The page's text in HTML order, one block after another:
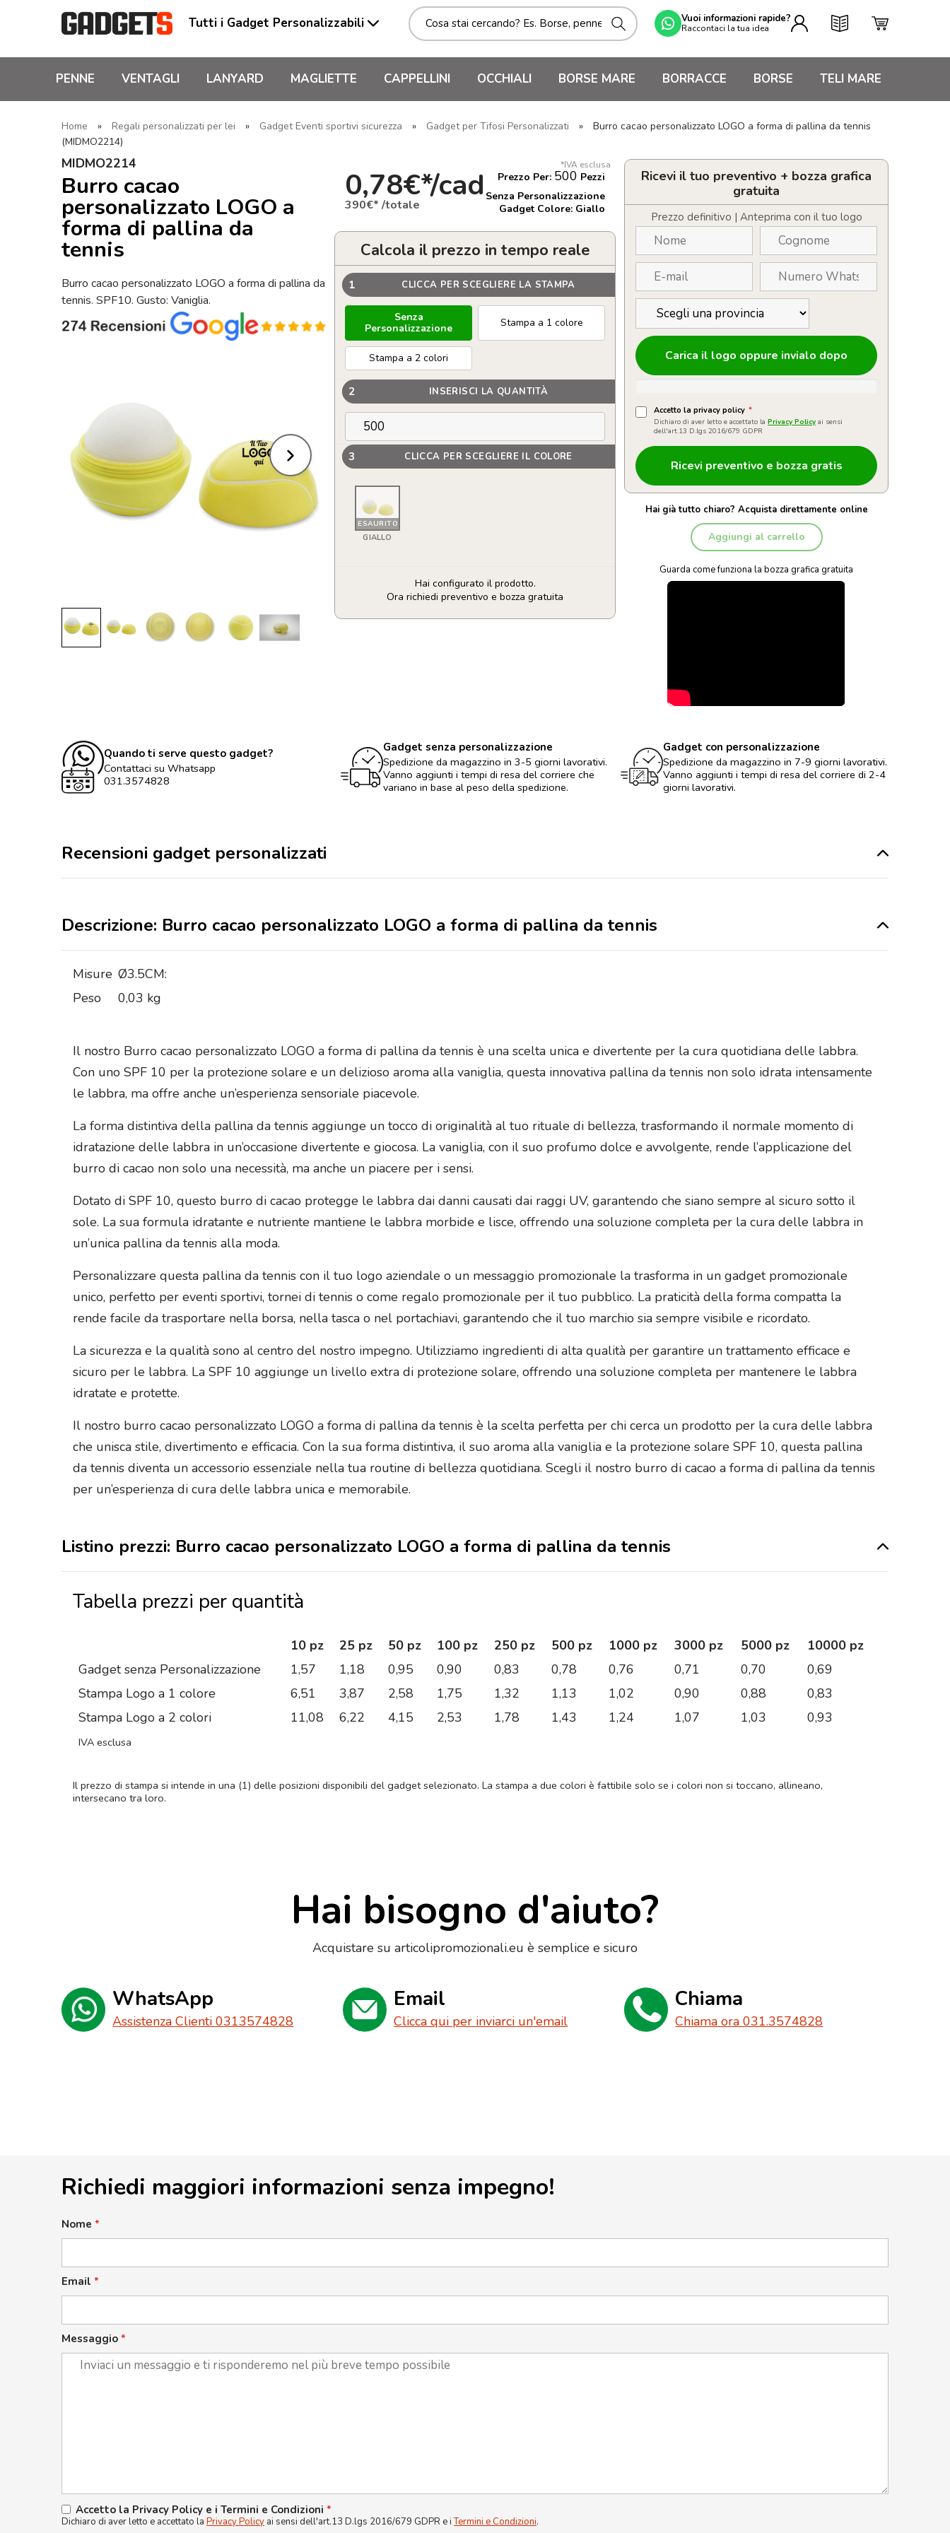
Tutti i Gadget Personalizzabili Vuoi informazioni rapide?
Raccontaci la tua idea
PENNE VENTAGLI LANYARD MAGLIETTE CAPPELLINI OCCHIALI BORSE MARE BORRACCE BORSE TELI MARE
Home » Regali personalizzati per lei » Gadget Eventi sportivi sicurezza » Gadget per Tifosi Personalizzati »
Burro cacao personalizzato LOGO a forma di pallina da tennis
(MIDMO2214)
MIDMO2214
Burro cacao
personalizzato LOGO a
forma di pallina da
tennis
Burro cacao personalizzato LOGO a forma di pallina da
tennis. SPF10. Gusto: Vaniglia.
*IVA esclusa
0,78€*/cad
390€* /totale
Prezzo Per: 500 Pezzi
Senza Personalizzazione
Gadget Colore: Giallo
Calcola il prezzo in tempo reale
1 CLICCA PER SCEGLIERE LA STAMPA
Senza
Personalizzazione
Stampa a 1 colore
Stampa a 2 colori
2 INSERISCI LA QUANTITÀ
3 CLICCA PER SCEGLIERE IL COLORE
ESAURITO
GIALLO
Hai configurato il prodotto.
Ora richiedi preventivo e bozza gratuita
Burro
quantità
Ricevi il tuo preventivo + bozza grafica
gratuita
Prezzo definitivo | Anteprima con il tuo logo
Carica il logo oppure invialo dopo
Accetto la privacy policy *
Dichiaro di aver letto e accettato la Privacy Policy ai sensi
dell'art.13 D.lgs 2016/679 GDPR
Hai già tutto chiaro? Acquista direttamente online
Aggiungi al carrello
Guarda come funziona la bozza grafica gratuita
Quando ti serve questo gadget?
Contattaci su Whatsapp
031.3574828
Gadget senza personalizzazione
Spedizione da magazzino in 3-5 giorni lavorativi.
Vanno aggiunti i tempi di resa del corriere che
variano in base al peso della spedizione.
Gadget con personalizzazione
Spedizione da magazzino in 7-9 giorni lavorativi.
Vanno aggiunti i tempi di resa del corriere di 2-4
giorni lavorativi.
Recensioni gadget personalizzati
Descrizione: Burro cacao personalizzato LOGO a forma di pallina da tennis
Misure Ø3.5CM:
Peso
0,03 kg
Il nostro Burro cacao personalizzato LOGO a forma di pallina da tennis è una scelta unica e divertente per la cura quotidiana delle labbra.
Con uno SPF 10 per la protezione solare e un delizioso aroma alla vaniglia, questa innovativa pallina da tennis non solo idrata intensamente
le labbra, ma offre anche un’esperienza sensoriale piacevole.
La forma distintiva della pallina da tennis aggiunge un tocco di originalità al tuo rituale di bellezza, trasformando il normale momento di
idratazione delle labbra in un’occasione divertente e giocosa. La vaniglia, con il suo profumo dolce e avvolgente, rende l’applicazione del
burro di cacao non solo una necessità, ma anche un piacere per i sensi.
Dotato di SPF 10, questo burro di cacao protegge le labbra dai danni causati dai raggi UV, garantendo che siano sempre al sicuro sotto il
sole. La sua formula idratante e nutriente mantiene le labbra morbide e lisce, offrendo una soluzione completa per la cura delle labbra in
un’unica pallina da tennis alla moda.
Personalizzare questa pallina da tennis con il tuo logo aziendale o un messaggio promozionale la trasforma in un gadget promozionale
unico, perfetto per eventi sportivi, tornei di tennis o come regalo promozionale per il tuo pubblico. La praticità della forma compatta la
rende facile da trasportare nella borsa, nella tasca o nel portachiavi, garantendo che il tuo marchio sia sempre visibile e ricordato.
La sicurezza e la qualità sono al centro del nostro impegno. Utilizziamo ingredienti di alta qualità per garantire un trattamento efficace e
sicuro per le labbra. La SPF 10 aggiunge un livello extra di protezione solare, offrendo una soluzione completa per mantenere le labbra
idratate e protette.
Il nostro burro cacao personalizzato LOGO a forma di pallina da tennis è la scelta perfetta per chi cerca un prodotto per la cura delle labbra
che unisca stile, divertimento e efficacia. Con la sua forma distintiva, il suo aroma alla vaniglia e la protezione solare SPF 10, questa pallina
da tennis diventa un accessorio essenziale nella tua routine di bellezza quotidiana. Scegli il nostro burro di cacao a forma di pallina da tennis
per un’esperienza di cura delle labbra unica e memorabile.
Listino prezzi: Burro cacao personalizzato LOGO a forma di pallina da tennis
Tabella prezzi per quantità
10 pz 25 pz 50 pz 100 pz 250 pz 500 pz 1000 pz 3000 pz 5000 pz
10000 pz
Gadget senza Personalizzazione
1,57 1,18 0,95 0,90 0,83 0,78 0,76 0,71 0,70
0,69
Stampa Logo a 1 colore
6,51 3,87 2,58 1,75 1,32 1,13 1,02 0,90 0,88
0,83
Stampa Logo a 2 colori
11,08 6,22 4,15 2,53 1,78 1,43 1,24 1,07 1,03 0,93
IVA esclusa
Il prezzo di stampa si intende in una (1) delle posizioni disponibili del gadget selezionato. La stampa a due colori è fattibile solo se i colori non si toccano, allineano,
intersecano tra loro.
Hai bisogno d'aiuto?
Acquistare su articolipromozionali.eu è semplice e sicuro
WhatsApp
Assistenza Clienti 0313574828
Email
Clicca qui per inviarci un'email
Chiama
Chiama ora 031.3574828
Richiedi maggiori informazioni senza impegno!
Nome *
Email *
Messaggio *
Accetto la Privacy Policy e i Termini e Condizioni *
Dichiaro di aver letto e accettato la Privacy Policy ai sensi dell'art.13 D.lgs 2016/679 GDPR e iTermini e Condizioni.